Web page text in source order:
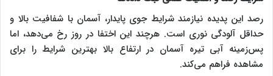
رصد این پدیده نیازمند شرایط جوی پایدار، آسمان با شفافیت بالا و
حداقل آلودگی نوری است. هرچند این اختفا در روز رخ می‌دهد، اما
پس‌زمینه آبی تیره آسمان در ارتفاع بالا بهترین شرایط را برای
مشاهده فراهم می‌کند.